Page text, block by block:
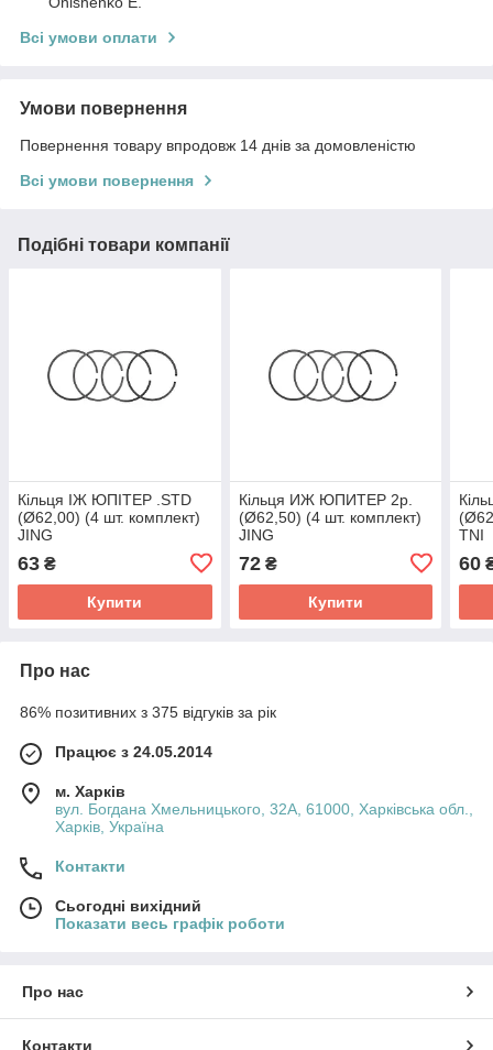
Всі умови оплати
Умови повернення
Повернення товару впродовж 14 днів за домовленістю
Всі умови повернення
Подібні товари компанії
Кільця ІЖ ЮПІТЕР .STD
(Ø62,00) (4 шт. комплект)
JING
63 ₴
Купити
Кільця ИЖ ЮПИТЕР 2р.
(Ø62,50) (4 шт. комплект)
JING
72₴
Купити
TNI
60
Про нас
86% позитивних з 375 відгуків за рік
Працює з 24.05.2014
м. Харків
вул. Богдана Хмельницького, 32А, 61000, Харківська обл.,
Харків, Україна
Контакти
Сьогодні вихідний
Показати весь графік роботи
Про нас
Контакти